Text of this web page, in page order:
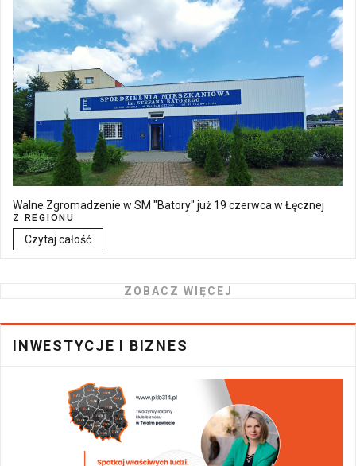
Walne Zgromadzenie w SM "Batory" już 19 czerwca w Łęcznej
Z REGIONU
Czytaj całość
ZOBACZ WIĘCEJ
INWESTYCJE I BIZNES